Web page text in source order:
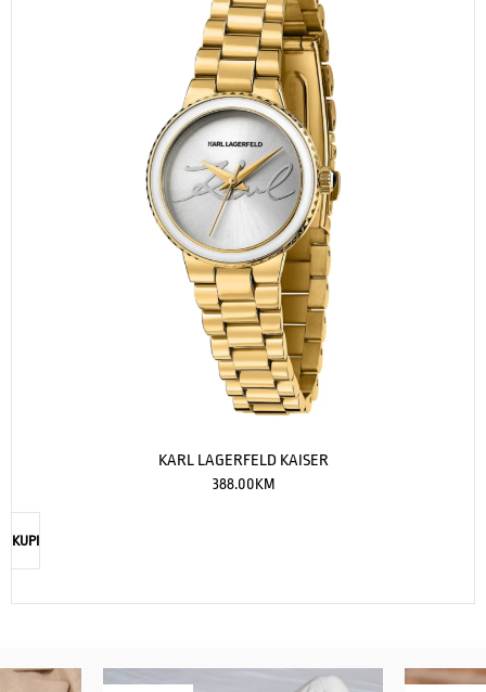
KARL LAGERFELD KAISER
388.00KM
KUPI